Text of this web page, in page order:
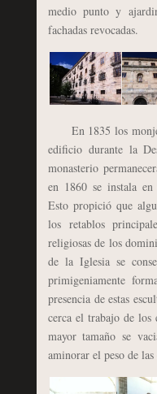
medio punto y
fachadas revocadas.
En 1835 los
edificio durante la
monasterio
en 1860 se instala
Esto propició que
los retablos
religiosas de los
de la Iglesia se
primigeniamente
presencia de estas
cerca el trabajo de los
mayor tamaño se
aminorar el peso de las